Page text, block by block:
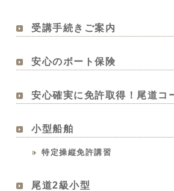
受講手続きご案内
安心のボート保険
安心確実に免許取得！尾道コ
小型船舶
特定操縦免許講習
尾道2級小型